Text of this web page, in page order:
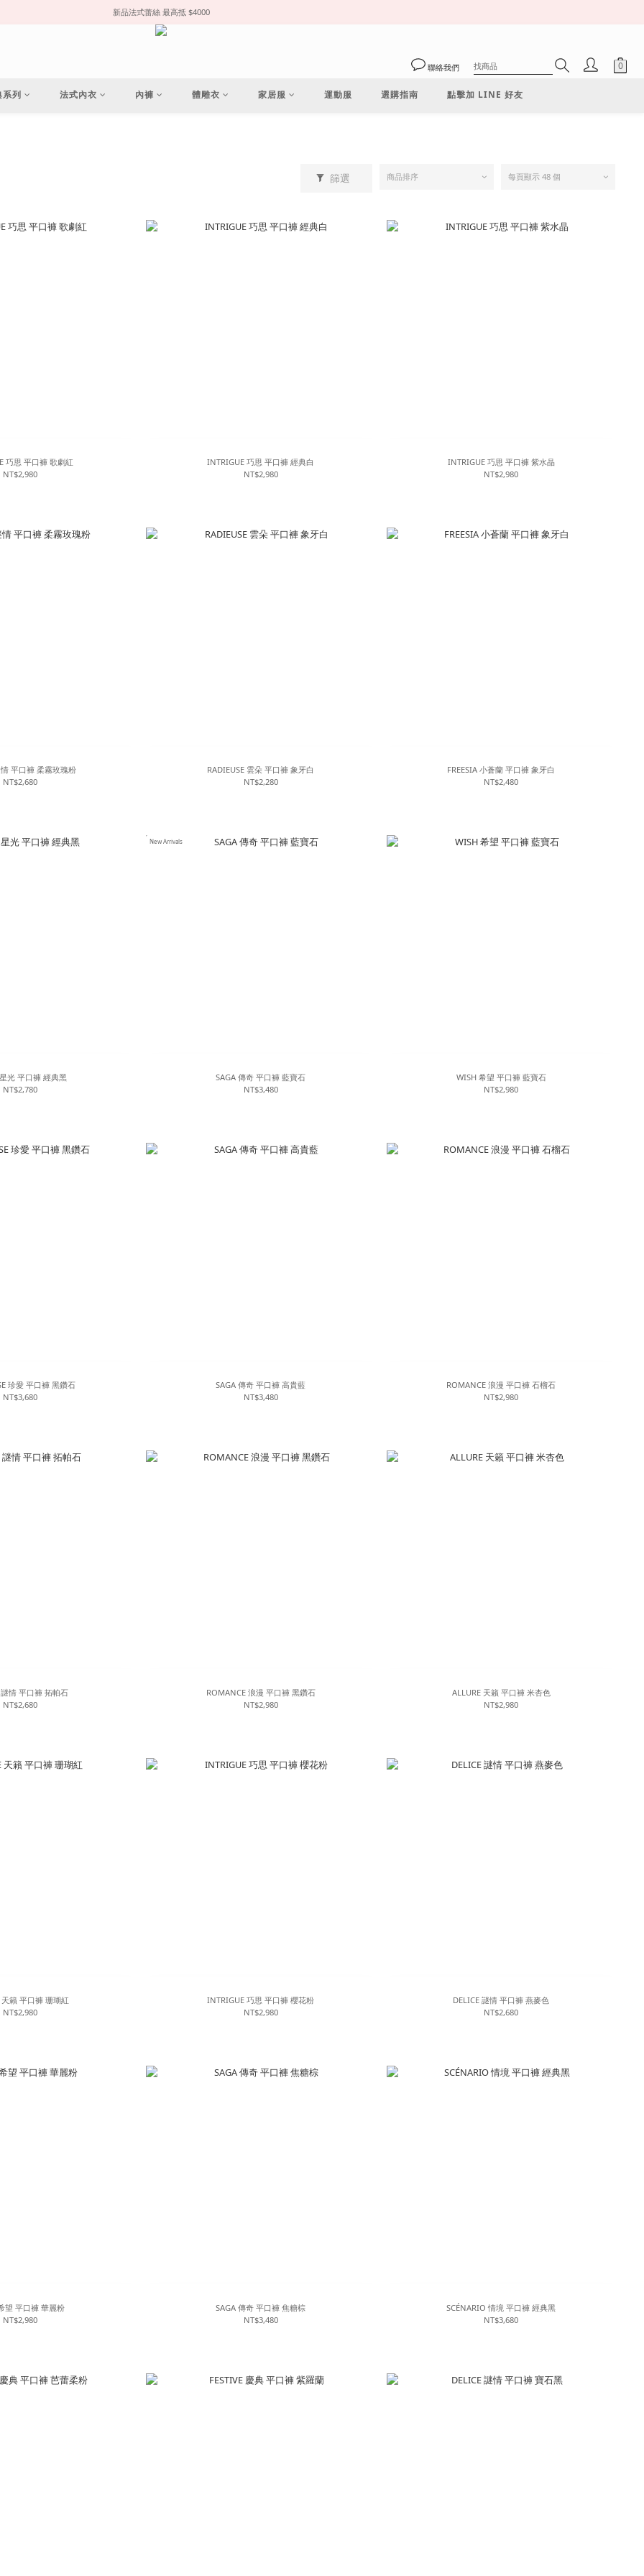
新品法式蕾絲 最高抵 $4000
聯絡我們
系列 法式內衣 內褲 體雕衣 家居服 運動服 選購指南 點擊加 LINE 好友
篩選 商品排序 每頁顯示 48 個
巧思 平口褲 歌劇紅
NT$2,980
INTRIGUE 巧思 平口褲 經典白
NT$2,980
INTRIGUE 巧思 平口褲 紫水晶
NT$2,980
情 平口褲 柔霧玫瑰粉
NT$2,680
RADIEUSE 雲朵 平口褲 象牙白
NT$2,280
FREESIA 小蒼蘭 平口褲 象牙白
NT$2,480
光 平口褲 經典黑
NT$2,780
New Arrivals
SAGA 傳奇 平口褲 藍寶石
NT$3,480
WISH 希望 平口褲 藍寶石
NT$2,980
珍愛 平口褲 黑鑽石
NT$3,680
SAGA 傳奇 平口褲 高貴藍
NT$3,480
ROMANCE 浪漫 平口褲 石榴石
NT$2,980
謎情 平口褲 拓帕石
NT$2,680
ROMANCE 浪漫 平口褲 黑鑽石
NT$2,980
ALLURE 天籟 平口褲 米杏色
NT$2,980
ALLURE 天籟 平口褲 珊瑚紅
NT$2,980
INTRIGUE 巧思 平口褲 櫻花粉
NT$2,980
DELICE 謎情 平口褲 燕麥色
NT$2,680
WISH 希望 平口褲 華麗粉
NT$2,980
SAGA 傳奇 平口褲 焦糖棕
NT$3,480
SCÉNARIO 情境 平口褲 經典黑
NT$3,680